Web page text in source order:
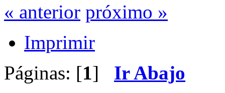
« anterior próximo »
Imprimir
Páginas: [1] Ir Abajo